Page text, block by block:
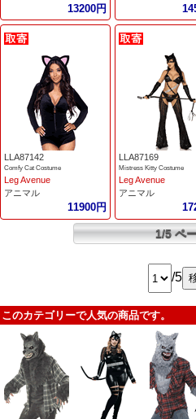
13200円
LLA87142
Comfy Cat Costume
Leg Avenue
アニマル
11900円
LLA87169
Mistress Kitty Costume
Leg Avenue
アニマル
1/5 ペ
/5
このカテゴリーで人気の商品です。